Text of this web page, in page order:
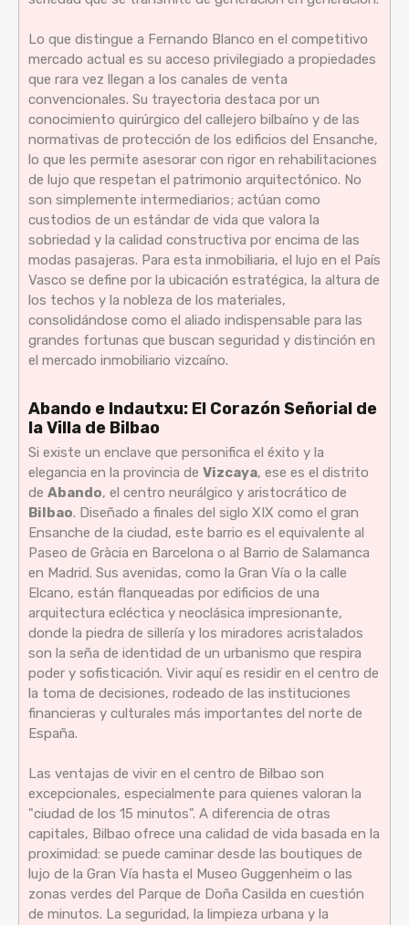
Lo que distingue a Fernando Blanco en el competitivo
mercado actual es su acceso privilegiado a propiedades
que rara vez llegan a los canales de venta
convencionales. Su trayectoria destaca por un
conocimiento quirúrgico del callejero bilbaíno y de las
normativas de protección de los edificios del Ensanche,
lo que les permite asesorar con rigor en rehabilitaciones
de lujo que respetan el patrimonio arquitectónico. No
son simplemente intermediarios; actúan como
custodios de un estándar de vida que valora la
sobriedad y la calidad constructiva por encima de las
modas pasajeras. Para esta inmobiliaria, el lujo en el País
Vasco se define por la ubicación estratégica, la altura de
los techos y la nobleza de los materiales,
consolidándose como el aliado indispensable para las
grandes fortunas que buscan seguridad y distinción en
el mercado inmobiliario vizcaíno.
Abando e Indautxu: El Corazón Señorial de
la Villa de Bilbao
Si existe un enclave que personifica el éxito y la
elegancia en la provincia de Vizcaya, ese es el distrito
de Abando, el centro neurálgico y aristocrático de
Bilbao. Diseñado a finales del siglo XIX como el gran
Ensanche de la ciudad, este barrio es el equivalente al
Paseo de Gràcia en Barcelona o al Barrio de Salamanca
en Madrid. Sus avenidas, como la Gran Vía o la calle
Elcano, están flanqueadas por edificios de una
arquitectura ecléctica y neoclásica impresionante,
donde la piedra de sillería y los miradores acristalados
son la seña de identidad de un urbanismo que respira
poder y sofisticación. Vivir aquí es residir en el centro de
la toma de decisiones, rodeado de las instituciones
financieras y culturales más importantes del norte de
España.
Las ventajas de vivir en el centro de Bilbao son
excepcionales, especialmente para quienes valoran la
"ciudad de los 15 minutos". A diferencia de otras
capitales, Bilbao ofrece una calidad de vida basada en la
proximidad: se puede caminar desde las boutiques de
lujo de la Gran Vía hasta el Museo Guggenheim o las
zonas verdes del Parque de Doña Casilda en cuestión
de minutos. La seguridad, la limpieza urbana y la